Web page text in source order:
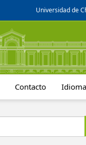
Universidad de
Contacto Idioma